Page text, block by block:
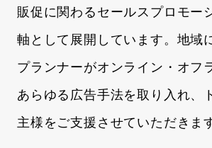
販促に関わるセールスプロモー
軸として展開しています。地域
プランナーがオンライン・オフ
あらゆる広告手法を取り入れ、
主様をご支援させていただきます